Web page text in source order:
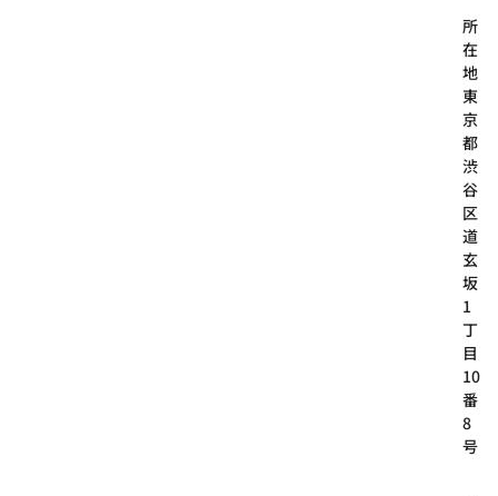
所
在
地
東
京
都
渋
谷
区
道
玄
坂
1
丁
目
10
番
8
号